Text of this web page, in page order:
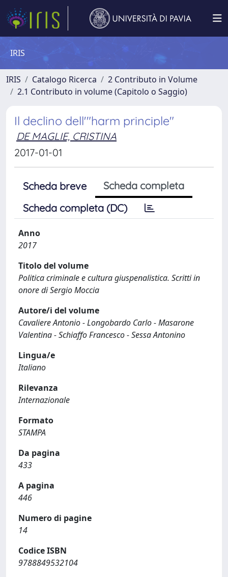
IRIS
IRIS Catalogo Ricerca
2 Contributo in Volume
2.1 Contributo in volume (Capitolo o Saggio)
Il declino dell'"harm principle"
DE MAGLIE, CRISTINA
2017-01-01
Scheda breve
Scheda completa
Scheda completa (DC)
Anno
2017
Titolo del volume
Politica criminale e cultura giuspenalistica. Scritti in
onore di Sergio Moccia
Autore/i del volume
Cavaliere Antonio - Longobardo Carlo - Masarone
Valentina - Schiaffo Francesco - Sessa Antonino
Lingua/e
Italiano
Rilevanza
Internazionale
Formato
STAMPA
Da pagina
433
A pagina
446
Numero di pagine
14
Codice ISBN
9788849532104